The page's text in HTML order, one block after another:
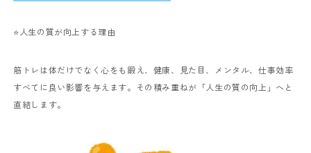
⭐️人生の質が向上する理由
筋トレは体だけでなく心をも鍛え、健康、見た目、メンタル、仕事効率
すべてに良い影響を与えます。その積み重ねが「人生の質の向上」へと
直結します。